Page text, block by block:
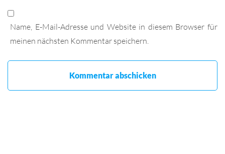
Name, E-Mail-Adresse und Website in diesem Browser für
meinen nächsten Kommentar speichern.